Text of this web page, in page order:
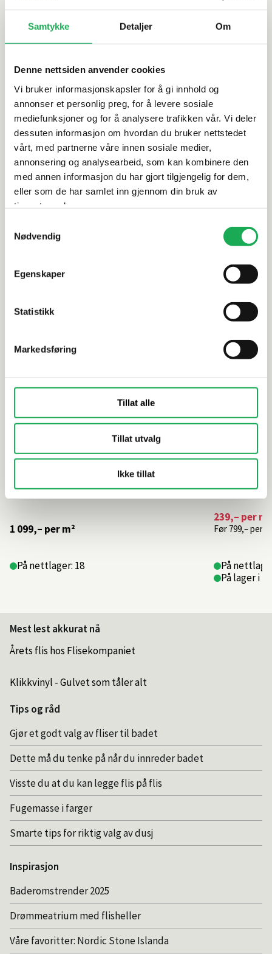
Samtykke Detaljer Om
Denne nettsiden anvender cookies
Vi bruker informasjonskapsler for å gi innhold og
annonser et personlig preg, for å levere sosiale
mediefunksjoner og for å analysere trafikken vår. Vi deler
dessuten informasjon om hvordan du bruker nettstedet
vårt, med partnerne våre innen sosiale medier,
annonsering og analysearbeid, som kan kombinere den
med annen informasjon du har gjort tilgjengelig for dem,
eller som de har samlet inn gjennom din bruk av
tjenestene deres.
Nødvendig
Egenskaper
Statistikk
Markedsføring
Tillat alle
Tillat utvalg
Ikke tillat
Produktinformasjon
Spesifikasjoner
Rengjøring og vedlikehold
Leveringsinformasjon
Dokumentasjon
Alternative produkter
1 099,– per m²
På nettlager: 18
RAK
239,– per m²
Før 799,–per
På
På lager i
Mest lest akkurat nå
Årets flis hos Flisekompaniet
Klikkvinyl - Gulvet som tåler alt
Tips og råd
Gjør et godt valg av fliser til badet
Dette må du tenke på når du innreder badet
Visste du at du kan legge flis på flis
Fugemasse i farger
Smarte tips for riktig valg av dusj
Inspirasjon
Baderomstrender 2025
Drømmeatrium med flisheller
Våre favoritter: Nordic Stone Islanda